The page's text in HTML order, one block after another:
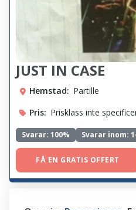
JUST IN CASE
Hemstad: Partille
Pris: Prisklass inte
Svarar:100% Svarar inom:
FÅ EN GRATIS OFFERT